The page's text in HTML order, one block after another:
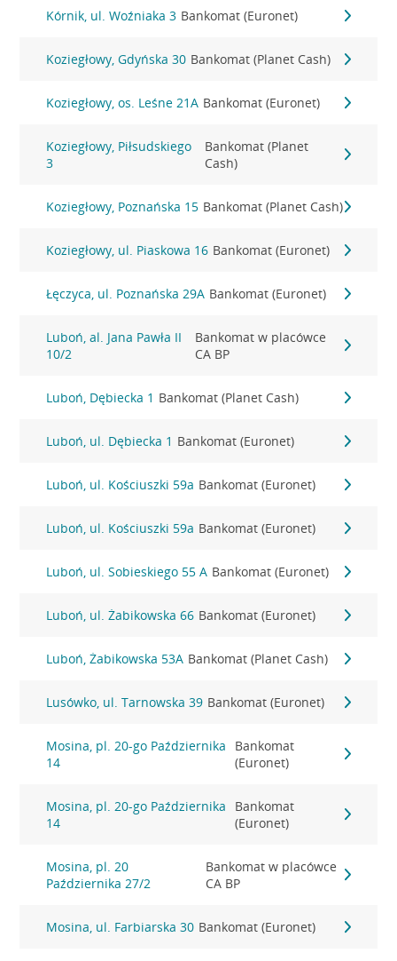
Kórnik, ul. Woźniaka 3 Bankomat (Euronet)
Koziegłowy, Gdyńska 30 Bankomat (Planet Cash)
Koziegłowy, os. Leśne 21A Bankomat (Euronet)
Koziegłowy, Piłsudskiego
3
Bankomat (Planet
Cash)
Koziegłowy, Poznańska 15 Bankomat (Planet Cash)
Koziegłowy, ul. Piaskowa 16 Bankomat (Euronet)
Łęczyca, ul. Poznańska 29A Bankomat (Euronet)
Luboń, al. Jana Pawła II
10/2
Bankomat w placówce
CA BP
Luboń, Dębiecka 1 Bankomat (Planet Cash)
Luboń, ul. Dębiecka 1 Bankomat (Euronet)
Luboń, ul. Kościuszki 59a Bankomat (Euronet)
Luboń, ul. Kościuszki 59a Bankomat (Euronet)
Luboń, ul. Sobieskiego 55 A Bankomat (Euronet)
Luboń, ul. Żabikowska 66 Bankomat (Euronet)
Luboń, Żabikowska 53A Bankomat (Planet Cash)
Lusówko, ul. Tarnowska 39 Bankomat (Euronet)
Mosina, pl. 20-go Października
14
Bankomat
(Euronet)
Mosina, pl. 20-go Października
14
Bankomat
(Euronet)
Mosina, pl. 20
Października 27/2
Bankomat w placówce
CA BP
Mosina, ul. Farbiarska 30 Bankomat (Euronet)